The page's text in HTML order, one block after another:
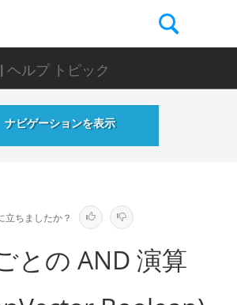
| ヘルプ トピック
ナビゲーションを表示
ちましたか？
との AND 演算